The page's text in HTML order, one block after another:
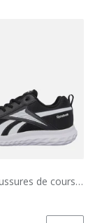
Reebok Chaussures de course neutres Junior Rush Runner 5 Noir/Noir/Blanc